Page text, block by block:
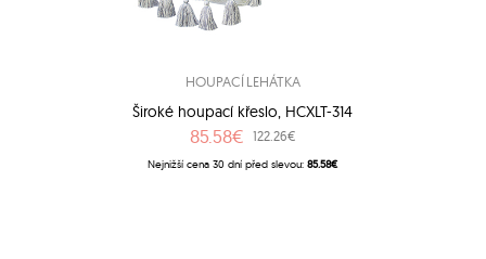
HOUPACÍ LEHÁTKA
Široké houpací křeslo, HCXLT-314
85.58€ 122.26€
Nejnižší cena 30 dní před slevou:85.58€